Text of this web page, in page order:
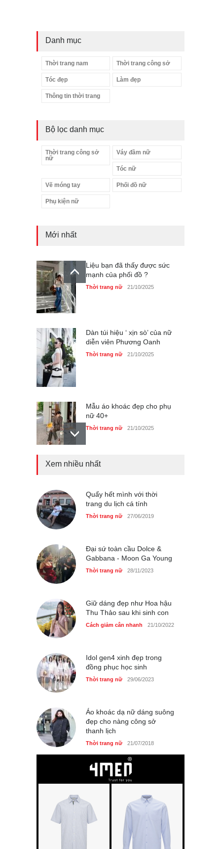
Danh mục
Thời trang nam Thời trang công sở
Tóc đẹp Làm đẹp
Thông tin thời trang
Bộ lọc danh mục
Thời trang công sở
nữ
Váy đầm nữ
Tóc nữ
Vẽ móng tay Phối đồ nữ
Phụ kiện nữ
Mới nhất
Liệu bạn đã thấy được sức
mạnh của phối đồ ?
Thời trang nữ 21/10/2025
Dàn túi hiệu ‘ xịn sò’ của nữ
diễn viên Phương Oanh
Thời trang nữ 21/10/2025
Mẫu áo khoác đẹp cho phụ
nữ 40+
Thời trang nữ 21/10/2025
Chiếc áo dài cưới của Hoa
sáng tạo mới của giới trẻ
Thời trang nữ 21/10/2025
Xem nhiều nhất
Quẩy hết mình với thời
trang du lịch cá tính
Thời trang nữ 27/06/2019
Đại sứ toàn cầu Dolce &
Gabbana - Moon Ga Young
Thời trang nữ 28/11/2023
Giữ dáng đẹp như Hoa hậu
Thu Thảo sau khi sinh con
Cách giảm cân nhanh 21/10/2022
Idol gen4 xinh đẹp trong
đồng phục học sinh
Thời trang nữ 29/06/2023
Áo khoác dạ nữ dáng suông
đẹp cho nàng công sở
thanh lịch
Thời trang nữ 21/07/2018